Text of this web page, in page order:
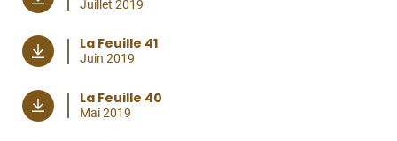
Juillet 2019
La Feuille 41
Juin 2019
La Feuille 40
Mai 2019